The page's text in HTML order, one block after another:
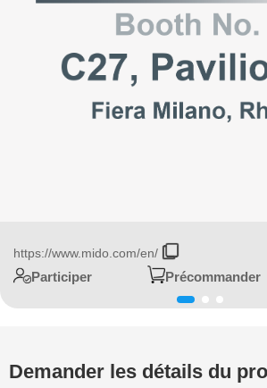
https://www.mido.com/en/
Participer Précommander
Demander les détails du